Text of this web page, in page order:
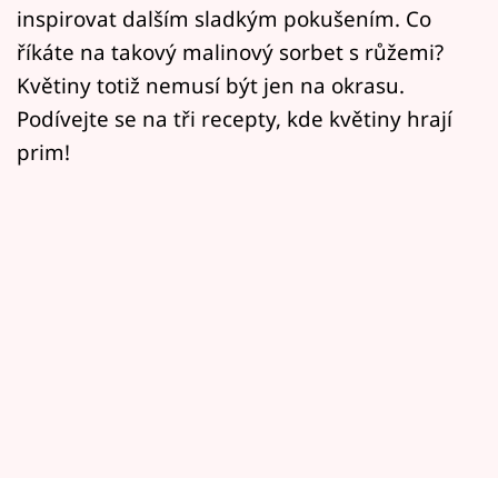
Sledujte nás
inspirovat dalším sladkým pokušením. Co
říkáte na takový malinový sorbet s růžemi?
Květiny totiž nemusí být jen na okrasu.
Podívejte se na tři recepty, kde květiny hrají
prim!